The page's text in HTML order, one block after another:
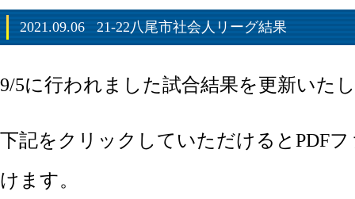
2021.09.06 21-22八尾市社会人リーグ結果
9/5に行われました試合結果を更新いた
下記をクリックしていただけるとPDF
けます。